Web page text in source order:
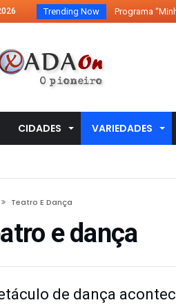
Trending Now Programa
10º
10º
Rdio, serviço de
CIDADES VARIEDADES
Teatro E Dança
e dança
de dança